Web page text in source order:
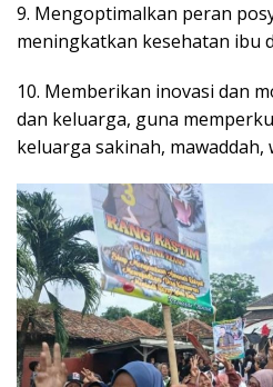
9. Mengoptimalkan peran
meningkatkan kesehatan ibu
10. Memberikan inovasi dan
dan keluarga, guna
keluarga sakinah, mawaddah,